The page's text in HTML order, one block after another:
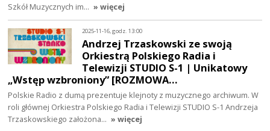
Szkół Muzycznych im… » więcej
2025-11-16, godz. 13:00
Andrzej Trzaskowski ze swoją
Orkiestrą Polskiego Radia i
Telewizji STUDIO S-1 | Unikatowy
„Wstęp wzbroniony” [ROZMOWA…
Polskie Radio z dumą prezentuje klejnoty z muzycznego archiwum. W
roli głównej Orkiestra Polskiego Radia i Telewizji STUDIO S-1 Andrzeja
Trzaskowskiego założona… » więcej